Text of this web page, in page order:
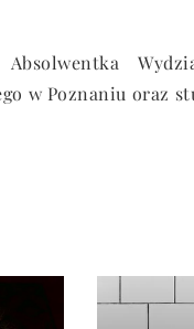
w Poznaniu oraz